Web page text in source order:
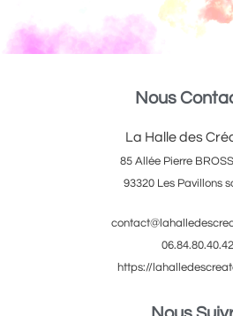
Nous
La Halle des
85 Allée Pierre
93320 Les Pavillons
06.84.80.40.42
https://